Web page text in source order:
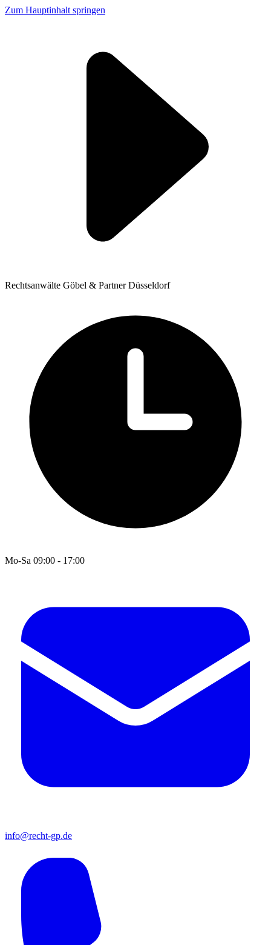
Zum Hauptinhalt springen
Rechtsanwälte Göbel & Partner Düsseldorf
Mo-Sa 09:00 - 17:00
info@recht-gp.de